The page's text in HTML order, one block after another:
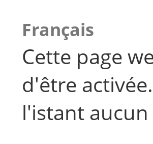
Français
Cette page
d'être
l'istant